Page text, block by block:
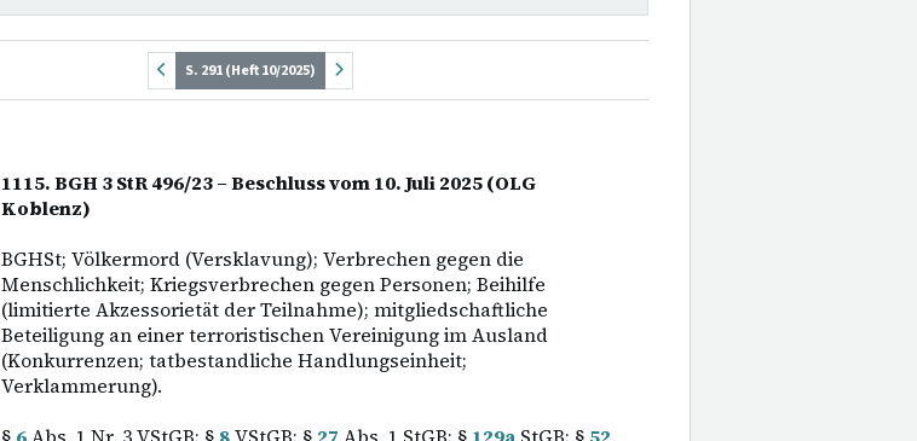
S. 291 (Heft 10/2025)
1115. BGH 3 StR 496/23 – Beschluss vom 10. Juli 2025 (OLG
Koblenz)
BGHSt; Völkermord (Versklavung); Verbrechen gegen die
Menschlichkeit; Kriegsverbrechen gegen Personen; Beihilfe
(limitierte Akzessorietät der Teilnahme); mitgliedschaftliche
Beteiligung an einer terroristischen Vereinigung im Ausland
(Konkurrenzen; tatbestandliche Handlungseinheit;
Verklammerung).